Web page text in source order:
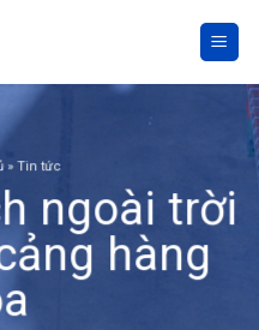
»Tin tức
ngoài trời
hàng